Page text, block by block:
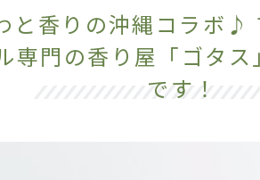
と香りの沖縄コラボ
専門の香り屋「ゴタ
です！